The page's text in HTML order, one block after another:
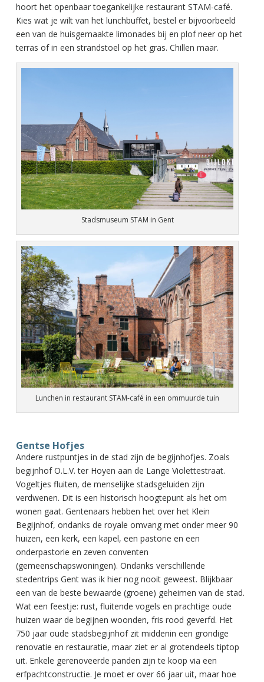
hoort het openbaar toegankelijke restaurant STAM-café.
Kies wat je wilt van het lunchbuffet, bestel er bijvoorbeeld
een van de huisgemaakte limonades bij en plof neer op het
terras of in een strandstoel op het gras. Chillen maar.
Stadsmuseum STAM in Gent
Lunchen in restaurant STAM-café in een ommuurde tuin
Gentse Hofjes
Andere rustpuntjes in de stad zijn de begijnhofjes. Zoals
begijnhof O.L.V. ter Hoyen aan de Lange Violettestraat.
Vogeltjes fluiten, de menselijke stadsgeluiden zijn
verdwenen. Dit is een historisch hoogtepunt als het om
wonen gaat. Gentenaars hebben het over het Klein
Begijnhof, ondanks de royale omvang met onder meer 90
huizen, een kerk, een kapel, een pastorie en een
onderpastorie en zeven conventen
(gemeenschapswoningen). Ondanks verschillende
stedentrips Gent was ik hier nog nooit geweest. Blijkbaar
een van de beste bewaarde (groene) geheimen van de stad.
Wat een feestje: rust, fluitende vogels en prachtige oude
huizen waar de begijnen woonden, fris rood geverfd. Het
750 jaar oude stadsbegijnhof zit middenin een grondige
renovatie en restauratie, maar ziet er al grotendeels tiptop
uit. Enkele gerenoveerde panden zijn te koop via een
erfpachtconstructie. Je moet er over 66 jaar uit, maar hoe